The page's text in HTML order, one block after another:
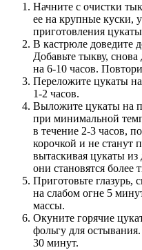
Начните с очистки
ее на крупные куски,
приготовления
В кастрюле доведите
Добавьте тыкву,
на 6-10 часов.
Переложите цукаты
1-2 часов.
Выложите цукаты на
при минимальной
в течение 2-3 часов,
корочкой и не станут
вытаскивая цукаты
они становятся более
Приготовьте глазурь,
на слабом огне 5
массы.
Окуните горячие
фольгу для остывания.
30 минут.